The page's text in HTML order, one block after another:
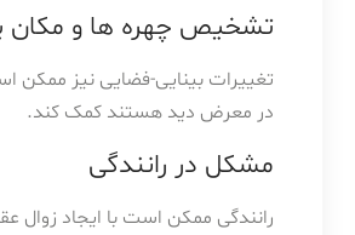
تشخیص چهره ها و مکان
تغییرات بینایی-فضایی نیز ممکن
در معرض دید هستند کمک کند.
مشکل در رانندگی
رانندگی ممکن است با ایجاد زوال